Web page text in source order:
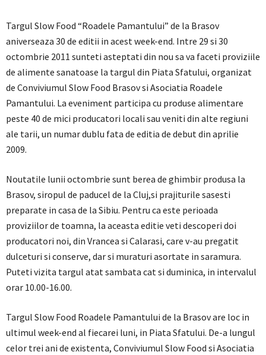
Targul Slow Food “Roadele Pamantului” de la Brasov
aniverseaza 30 de editii in acest week-end. Intre 29 si 30
octombrie 2011 sunteti asteptati din nou sa va faceti proviziile
de alimente sanatoase la targul din Piata Sfatului, organizat
de Conviviumul Slow Food Brasov si Asociatia Roadele
Pamantului. La eveniment participa cu produse alimentare
peste 40 de mici producatori locali sau veniti din alte regiuni
ale tarii, un numar dublu fata de editia de debut din aprilie
2009.
Noutatile lunii octombrie sunt berea de ghimbir produsa la
Brasov, siropul de paducel de la Cluj,si prajiturile sasesti
preparate in casa de la Sibiu. Pentru ca este perioada
proviziilor de toamna, la aceasta editie veti descoperi doi
producatori noi, din Vrancea si Calarasi, care v-au pregatit
dulceturi si conserve, dar si muraturi asortate in saramura.
Puteti vizita targul atat sambata cat si duminica, in intervalul
orar 10.00-16.00.
Targul Slow Food Roadele Pamantului de la Brasov are loc in
ultimul week-end al fiecarei luni, in Piata Sfatului. De-a lungul
celor trei ani de existenta, Conviviumul Slow Food si Asociatia